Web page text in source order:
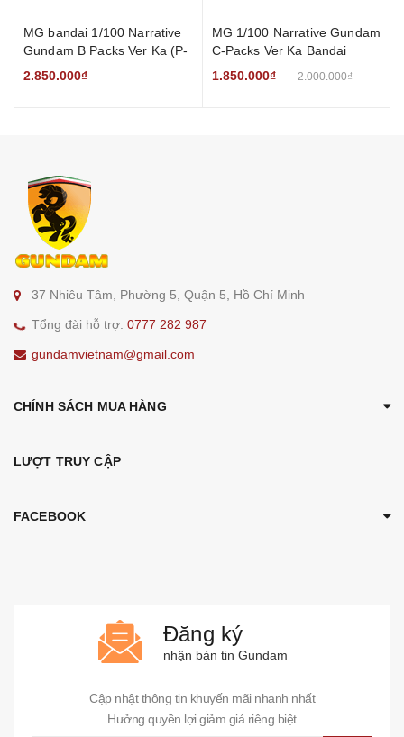
MG bandai 1/100 Narrative
Gundam B Packs Ver Ka (P-
Bandai)
2.850.000₫
MG 1/100 Narrative Gundam
C-Packs Ver Ka Bandai
1.850.000₫
2.000.000₫
37 Nhiêu Tâm, Phường 5, Quận 5, Hồ Chí Minh
Tổng đài hỗ trợ: 0777 282 987
gundamvietnam@gmail.com
CHÍNH SÁCH MUA HÀNG
LƯỢT TRUY CẬP
FACEBOOK
Đăng ký
nhận bản tin Gundam
Cập nhật thông tin khuyến mãi nhanh nhất
Hưởng quyền lợi giảm giá riêng biệt